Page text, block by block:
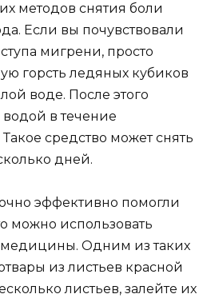
методов снятия боли
Если вы почувствовали
мигрени, просто
горсть ледяных кубиков
воде. После этого
в течение
средство может снять
дней.
эффективно помогли
можно использовать
Одним из таких
из листьев красной
листьев, залейте их